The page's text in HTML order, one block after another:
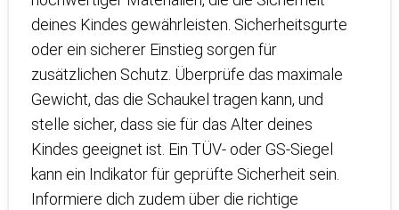
deines Kindes gewährleisten. Sicherheitsgurte
oder ein sicherer Einstieg sorgen für
zusätzlichen Schutz. Überprüfe das maximale
Gewicht, das die Schaukel tragen kann, und
stelle sicher, dass sie für das Alter deines
Kindes geeignet ist. Ein TÜV- oder GS-Siegel
kann ein Indikator für geprüfte Sicherheit sein.
Informiere dich zudem über die richtige